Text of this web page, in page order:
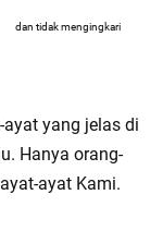
dan tidak mengingkari
yang jelas di
Hanya orang-
ayat Kami.